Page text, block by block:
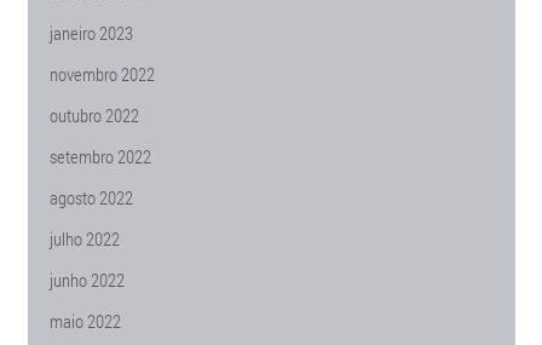
janeiro 2023
novembro 2022
outubro 2022
setembro 2022
agosto 2022
julho 2022
junho 2022
maio 2022